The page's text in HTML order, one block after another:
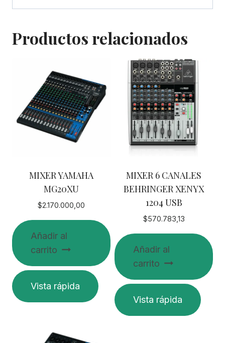
Productos relacionados
MIXER YAMAHA
MG20XU
$2.170.000,00
Añadir al
carrito
Vista rápida
MIXER 6 CANALES
BEHRINGER XENYX
1204 USB
$570.783,13
Añadir al
carrito
Vista rápida